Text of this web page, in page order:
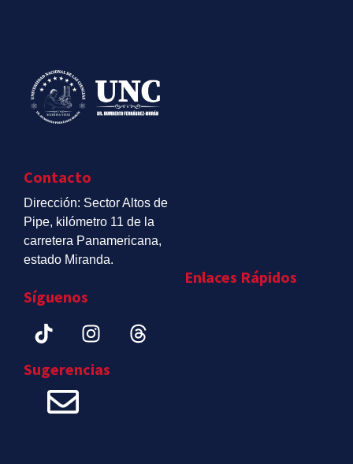
Contacto
Dirección: Sector Altos de
Pipe, kilómetro 11 de la
carretera Panamericana,
estado Miranda.
Síguenos
Sugerencias
Enlaces Rápidos